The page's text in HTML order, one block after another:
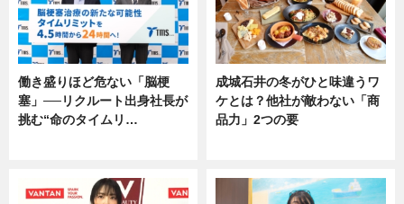
働き盛りほど危ない「脳梗
塞」──リクルート出身社長が
挑む“命のタイムリ…
成城石井の冬がひと味違うワ
ケとは？他社が敵わない「商
品力」2つの要